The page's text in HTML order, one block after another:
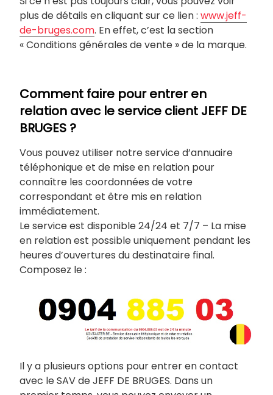
plus de détails en cliquant sur ce lien : www.jeff-
de-bruges.com. En effet, c’est la section
« Conditions générales de vente » de la marque.
Comment faire pour entrer en
relation avec le service client JEFF DE
BRUGES ?
Vous pouvez utiliser notre service d’annuaire
téléphonique et de mise en relation pour
connaître les coordonnées de votre
correspondant et être mis en relation
immédiatement.
Le service est disponible 24/24 et 7/7 – La mise
en relation est possible uniquement pendant les
heures d’ouvertures du destinataire final.
Composez le :
Il y a plusieurs options pour entrer en contact
avec le SAV de JEFF DE BRUGES. Dans un